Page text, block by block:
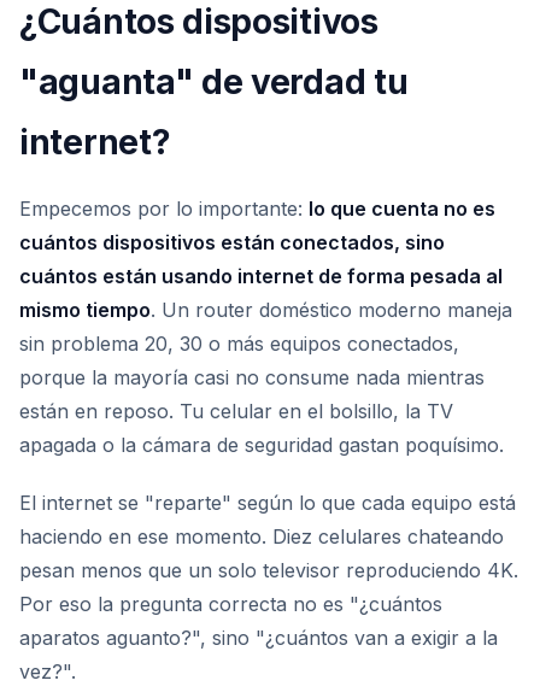
¿Cuántos dispositivos
"aguanta" de verdad tu
internet?
Empecemos por lo importante: lo que cuenta no es
cuántos dispositivos están conectados, sino
cuántos están usando internet de forma pesada al
mismo tiempo. Un router doméstico moderno maneja
sin problema 20, 30 o más equipos conectados,
porque la mayoría casi no consume nada mientras
están en reposo. Tu celular en el bolsillo, la TV
apagada o la cámara de seguridad gastan poquísimo.
El internet se "reparte" según lo que cada equipo está
haciendo en ese momento. Diez celulares chateando
pesan menos que un solo televisor reproduciendo 4K.
Por eso la pregunta correcta no es "¿cuántos
aparatos aguanto?", sino "¿cuántos van a exigir a la
vez?".